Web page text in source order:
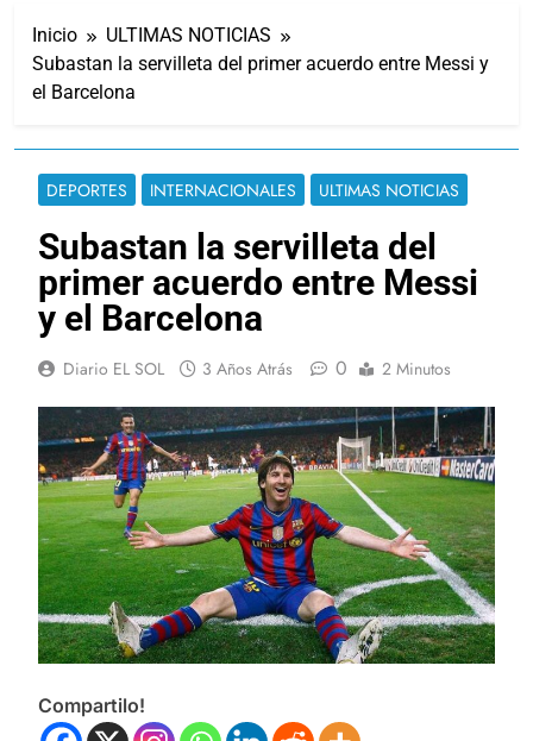
Inicio
ULTIMAS NOTICIAS
Subastan la servilleta del primer acuerdo entre Messi y
el Barcelona
DEPORTES INTERNACIONALES ULTIMAS NOTICIAS
Subastan la servilleta del
primer acuerdo entre Messi
y el Barcelona
Diario EL SOL 3 Años Atrás 0 2 Minutos
Compartilo!